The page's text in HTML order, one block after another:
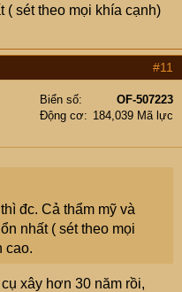
( sét theo mọi khía cạnh)
#11
Biển số
OF-507223
Động cơ
184,039 Mã lực
đc. Cả thẩm mỹ và
nhất ( sét theo mọi
cao.
xây hơn 30 năm rồi,